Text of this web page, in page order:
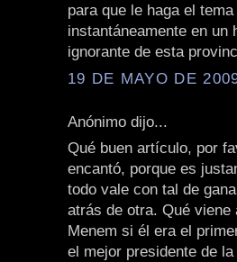
para que le haga el
instantáneamente en un
ignorante de esta
19 DE MAYO DE
Anónimo dijo...
Qué buen artículo, por
encantó, porque es
todo vale con tal de
atrás de otra. Qué
Menem si él era el
el mejor presidente de